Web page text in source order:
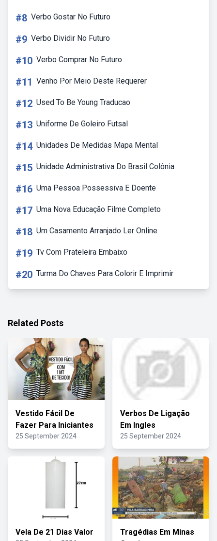
#8 Verbo Gostar No Futuro
#9 Verbo Dividir No Futuro
#10 Verbo Comprar No Futuro
#11 Venho Por Meio Deste Requerer
#12 Used To Be Young Traducao
#13 Uniforme De Goleiro Futsal
#14 Unidades De Medidas Mapa Mental
#15 Unidade Administrativa Do Brasil Colônia
#16 Uma Pessoa Possessiva E Doente
#17 Uma Nova Educação Filme Completo
#18 Um Casamento Arranjado Ler Online
#19 Tv Com Prateleira Embaixo
#20 Turma Do Chaves Para Colorir E Imprimir
Related Posts
Vestido Fácil De
Fazer Para Iniciantes
25 September 2024
Verbos De Ligação
Em Ingles
25 September 2024
Vela De 21 Dias Valor
Tragédias Em Minas